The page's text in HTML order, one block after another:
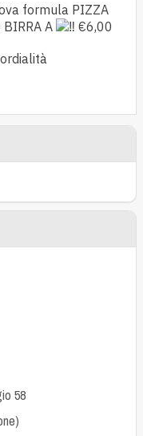
formula PIZZA
BIRRA A
€6,00
58